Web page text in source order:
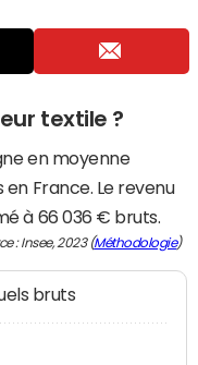
textile ?
en moyenne
France. Le revenu
à 66 036 € bruts.
: Insee, 2023 (Méthodologie)
bruts